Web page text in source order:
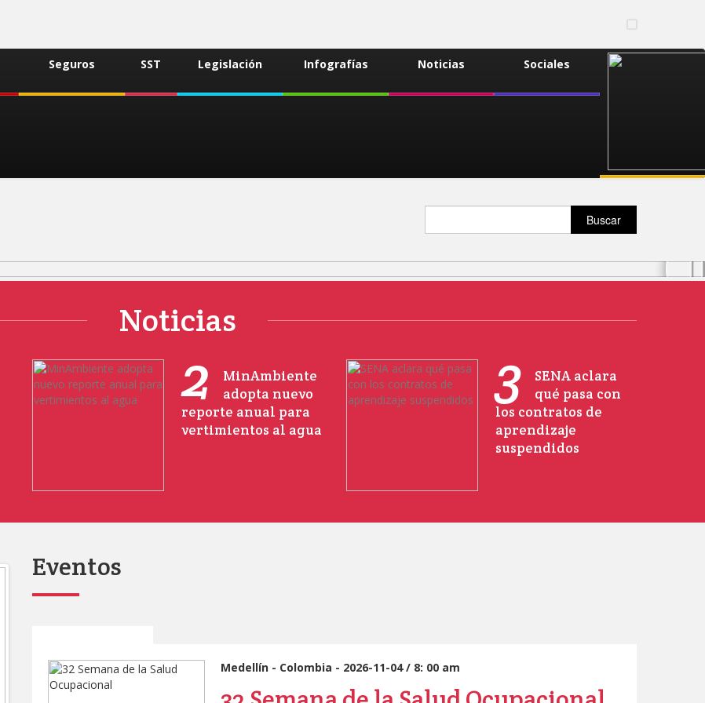
Seguros SST Legislación Infografías Noticias Sociales
Buscar
Noticias
2
MinAmbiente
adopta nuevo
reporte anual para
vertimientos al agua
3
SENA aclara
qué pasa con
los contratos de
aprendizaje
suspendidos
Eventos
Medellín - Colombia - 2026-11-04 / 8: 00 am